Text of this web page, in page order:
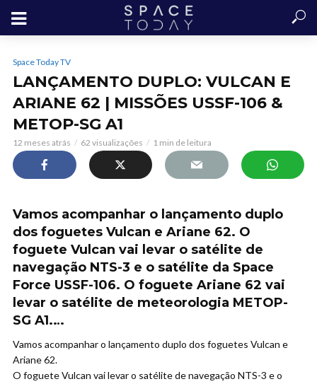
Space Today TV
LANÇAMENTO DUPLO: VULCAN E
ARIANE 62 | MISSÕES USSF-106 &
METOP-SG A1
12 meses atrás 62 visualizações 1 min de leitura
Vamos acompanhar o lançamento duplo
dos foguetes Vulcan e Ariane 62. O
foguete Vulcan vai levar o satélite de
navegação NTS-3 e o satélite da Space
Force USSF-106. O foguete Ariane 62 vai
levar o satélite de meteorologia METOP-
SG A1.…
Vamos acompanhar o lançamento duplo dos foguetes Vulcan e
Ariane 62.
O foguete Vulcan vai levar o satélite de navegação NTS-3 e o